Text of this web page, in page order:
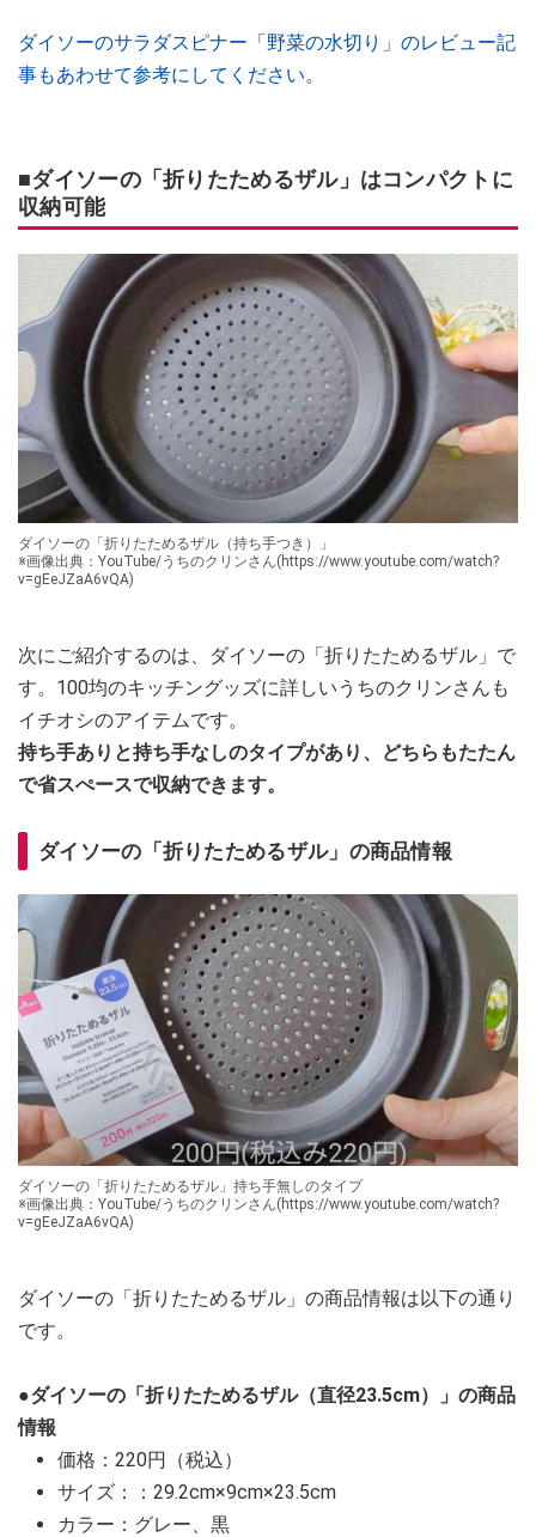
ダイソーのサラダスピナー「野菜の水切り」のレビュー記
事もあわせて参考にしてください。
■ダイソーの「折りたためるザル」はコンパクトに
収納可能
ダイソーの「折りたためるザル（持ち手つき）」
※画像出典：YouTube/うちのクリンさん(https://www.youtube.com/watch?
v=gEeJZaA6vQA)
次にご紹介するのは、ダイソーの「折りたためるザル」で
す。100均のキッチングッズに詳しいうちのクリンさんも
イチオシのアイテムです。
持ち手ありと持ち手なしのタイプがあり、どちらもたたん
で省スぺースで収納できます。
ダイソーの「折りたためるザル」の商品情報
ダイソーの「折りたためるザル」持ち手無しのタイプ
※画像出典：YouTube/うちのクリンさん(https://www.youtube.com/watch?
v=gEeJZaA6vQA)
ダイソーの「折りたためるザル」の商品情報は以下の通り
です。
●ダイソーの「折りたためるザル（直径23.5cm）」の商品
情報
価格：220円（税込）
サイズ：：29.2cm×9cm×23.5cm
カラー：グレー、黒